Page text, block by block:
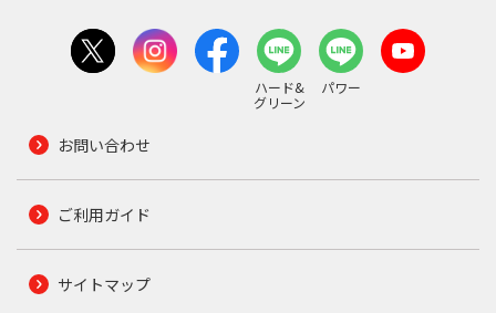
ハード&
グリーン
パワー
お問い合わせ
ご利用ガイド
サイトマップ